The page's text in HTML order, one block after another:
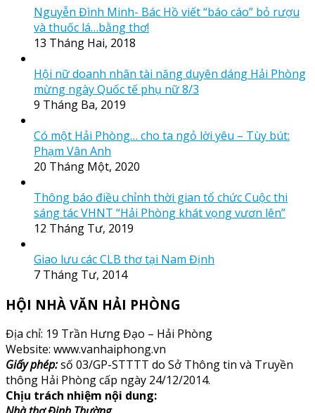
Nguyễn Đình Minh- Bác Hồ viết “báo cáo” bỏ rượu
và thuốc lá…bằng thơ!
13 Tháng Hai, 2018
Hội nữ doanh nhân tài năng duyên dáng Hải Phòng
mừng ngày Quốc tế phụ nữ 8/3
9 Tháng Ba, 2019
Có một Hải Phòng… cho ta ngỏ lời yêu – Tùy bút:
Phạm Vân Anh
20 Tháng Một, 2020
Thông báo điều chỉnh thời gian tổ chức Cuộc thi
sáng tác VHNT “Hải Phòng khát vọng vươn lên”
12 Tháng Tư, 2019
Giao lưu các CLB thơ tại Nam Định
7 Tháng Tư, 2014
HỘI NHÀ VĂN HẢI PHÒNG
Địa chỉ: 19 Trần Hưng Đạo – Hải Phòng
Website: www.vanhaiphong.vn
Giấy phép:số 03/GP-STTTT do Sở Thông tin và Truyền
thông Hải Phòng cấp ngày 24/12/2014.
Chịu trách nhiệm nội dung: